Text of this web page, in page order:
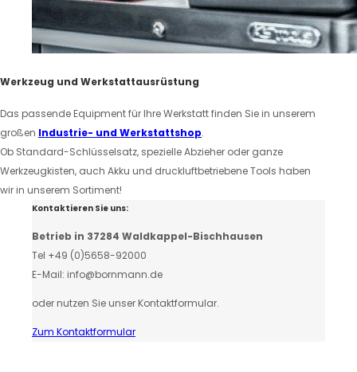
Werkzeug und Werkstattausrüstung
Das passende Equipment für Ihre Werkstatt finden Sie in unserem
großen Industrie- und Werkstattshop.
Ob Standard-Schlüsselsatz, spezielle Abzieher oder ganze
Werkzeugkisten, auch Akku und druckluftbetriebene Tools haben
wir in unserem Sortiment!
Kontaktieren Sie uns:
Betrieb in 37284 Waldkappel-Bischhausen
Tel +49 (0)5658-92000
E-Mail: info@bornmann.de
oder nutzen Sie unser Kontaktformular.
Zum Kontaktformular